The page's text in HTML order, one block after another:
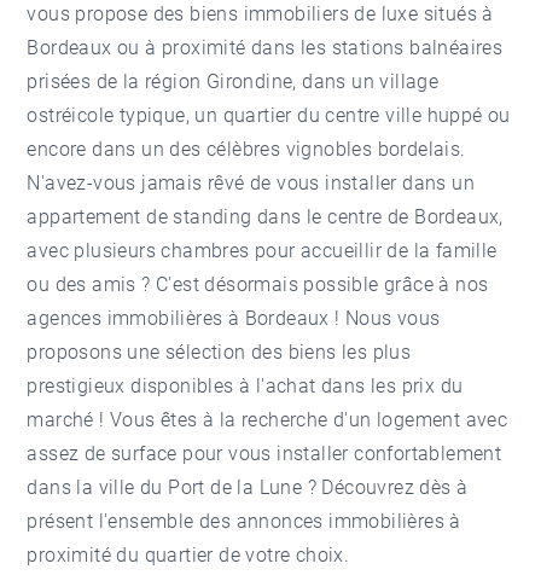
vous propose des biens immobiliers de luxe situés à
Bordeaux ou à proximité dans les stations balnéaires
prisées de la région Girondine, dans un village
ostréicole typique, un quartier du centre ville huppé ou
encore dans un des célèbres vignobles bordelais.
N'avez-vous jamais rêvé de vous installer dans un
appartement de standing dans le centre de Bordeaux,
avec plusieurs chambres pour accueillir de la famille
ou des amis ? C'est désormais possible grâce à nos
agences immobilières à Bordeaux ! Nous vous
proposons une sélection des biens les plus
prestigieux disponibles à l'achat dans les prix du
marché ! Vous êtes à la recherche d'un logement avec
assez de surface pour vous installer confortablement
dans la ville du Port de la Lune ? Découvrez dès à
présent l'ensemble des annonces immobilières à
proximité du quartier de votre choix.